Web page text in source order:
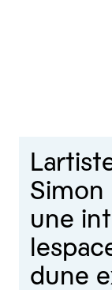
Simon
une
dune